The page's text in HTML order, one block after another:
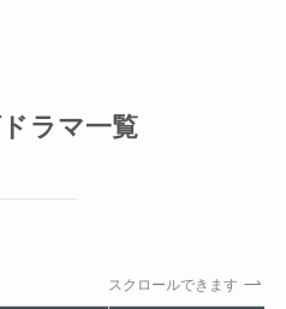
ラマ一覧
スクロールできます